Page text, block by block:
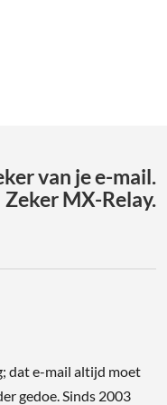
van je e-mail.
Zeker MX-Relay.
dat e-mail altijd moet
gedoe. Sinds 2003